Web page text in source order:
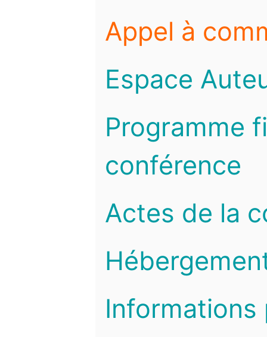
Appel à
Espace
Programme
conférence
Actes de la
Informations